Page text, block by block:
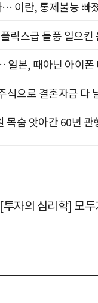
… 이란, 통제불능 빠
릭스급 돌풍 일으킨
일본, 때아닌 아이폰
으로 결혼자금 다
목숨 앗아간 60년 관
[투자의 심리학] 모